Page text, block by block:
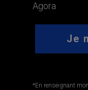
Agora
*En renseignant